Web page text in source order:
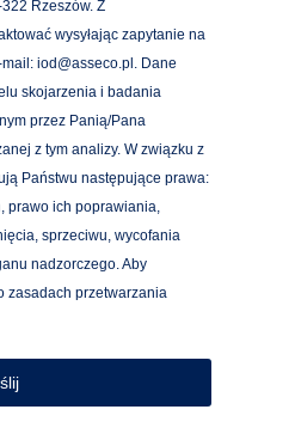
Rzeszów. Z
wysyłając zapytanie na
iod@asseco.pl. Dane
skojarzenia i badania
przez Panią/Pana
z tym analizy. W związku z
Państwu następujące prawa:
prawo ich poprawiania,
sprzeciwu, wycofania
nadzorczego. Aby
zasadach przetwarzania